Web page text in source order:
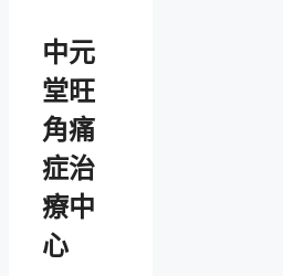
中元
堂旺
角痛
症治
療中
心